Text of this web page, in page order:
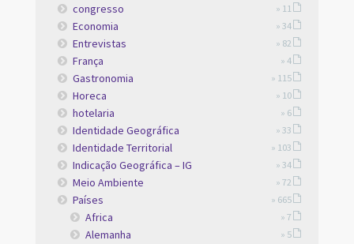
congresso » 11
Economia » 34
Entrevistas » 82
França » 4
Gastronomia » 115
Horeca » 10
hotelaria » 6
Identidade Geográfica » 33
Identidade Territorial » 103
Indicação Geográfica – IG » 34
Meio Ambiente » 72
Países » 665
Africa » 7
Alemanha » 5